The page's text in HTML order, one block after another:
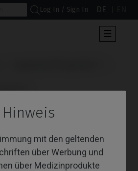
Hinweis
mit den geltenden
über Werbung und
über Medizinprodukte
Log In / Sign In DE
der
☰